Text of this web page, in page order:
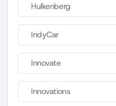
Hulkenberg
IndyCar
Innovate
Innovations